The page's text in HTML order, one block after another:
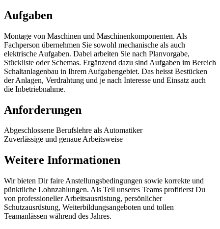
Aufgaben
Montage von Maschinen und Maschinenkomponenten. Als
Fachperson übernehmen Sie sowohl mechanische als auch
elektrische Aufgaben. Dabei arbeiten Sie nach Planvorgabe,
Stückliste oder Schemas. Ergänzend dazu sind Aufgaben im Bereich
Schaltanlagenbau in Ihrem Aufgabengebiet. Das heisst Bestücken
der Anlagen, Verdrahtung und je nach Interesse und Einsatz auch
die Inbetriebnahme.
Anforderungen
Abgeschlossene Berufslehre als Automatiker
Zuverlässige und genaue Arbeitsweise
Weitere Informationen
Wir bieten Dir faire Anstellungsbedingungen sowie korrekte und
pünktliche Lohnzahlungen. Als Teil unseres Teams profitierst Du
von professioneller Arbeitsausrüstung, persönlicher
Schutzausrüstung, Weiterbildungsangeboten und tollen
Teamanlässen während des Jahres.